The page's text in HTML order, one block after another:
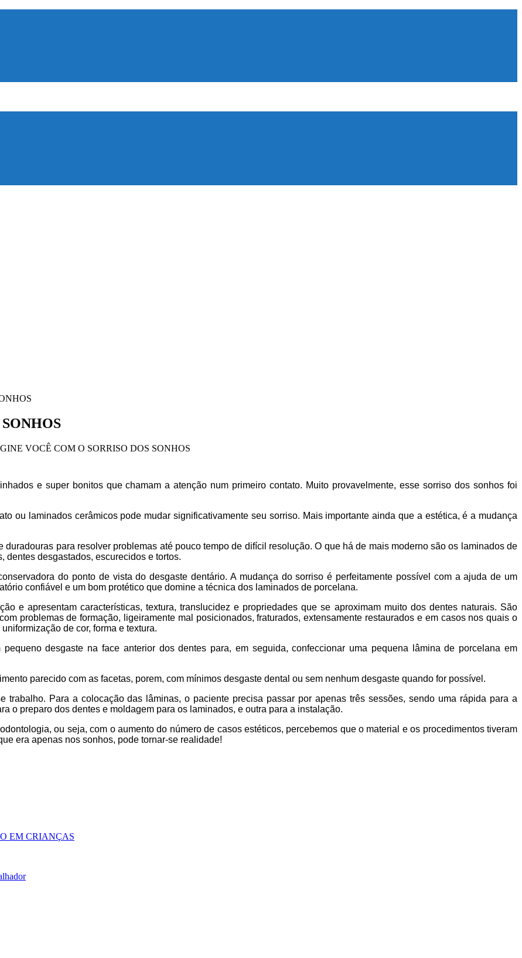
VOCÊ COM O SORRISO DOS SONHOS
e super bonitos que chamam a atenção num primeiro contato. Muito provavelmente, esse sorriso dos sonhos foi
ou laminados cerâmicos pode mudar significativamente seu sorriso. Mais importante ainda que a estética, é a mudança
para resolver problemas até pouco tempo de difícil resolução. O que há de mais moderno são os laminados de
dentes desgastados, escurecidos e tortos.
do ponto de vista do desgaste dentário. A mudança do sorriso é perfeitamente possível com a ajuda de um
confiável e um bom protético que domine a técnica dos laminados de porcelana.
e apresentam características, textura, translucidez e propriedades que se aproximam muito dos dentes naturais. São
problemas de formação, ligeiramente mal posicionados, fraturados, extensamente restaurados e em casos nos quais o
de cor, forma e textura.
desgaste na face anterior dos dentes para, em seguida, confeccionar uma pequena lâmina de porcelana em
parecido com as facetas, porem, com mínimos desgaste dental ou sem nenhum desgaste quando for possível.
Para a colocação das lâminas, o paciente precisa passar por apenas três sessões, sendo uma rápida para a
o preparo dos dentes e moldagem para os laminados, e outra para a instalação.
ou seja, com o aumento do número de casos estéticos, percebemos que o material e os procedimentos tiveram
era apenas nos sonhos, pode tornar-se realidade!
EM CRIANÇAS